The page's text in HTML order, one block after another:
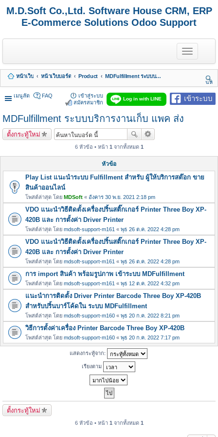
M.D.Soft Co.,Ltd. Software House CRM, ERP
E-Commerce Solutions Odoo Support
T
o
g
e
n
a
หน้าเว็บ หน้าเว็บบอร์ด Product
MDFulfillment ระบบบริการงานเก็บ แพค ส่ง
นห
า
เมนูลัด
เข้าระบบ
Log in with LINE
FAQ
เข้าสู่ระบบ
สมัครสมาชิก
MDFulfillment ระบบบริการงานเก็บ แพค ส่ง
ตั้งกระทู้ใหม่
6 หัวข้อ • หน้า 1 จากทั้งหมด 1
หัวข้อ
Play List แนะนำระบบ Fulfillment สำหรับ ผู้ให้บริการสต๊อก ขาย
สินค้าออนไลน์
โพสต์ล่าสุด โดย MDSoft « อังคาร 30 พ.ย. 2021 2:18 pm
VDO แนะนำวิธีติดตั้งเครื่องปริ้นสติ๊กเกอร์ Printer Three Boy XP-
420B และ การตั้งค่า Driver Printer
โพสต์ล่าสุด โดย mdsoft-support-m161 « พุธ 26 ต.ค. 2022 4:28 pm
VDO แนะนำวิธีติดตั้งเครื่องปริ้นสติ๊กเกอร์ Printer Three Boy XP-
420B และ การตั้งค่า Driver Printer
โพสต์ล่าสุด โดย mdsoft-support-m161 « พุธ 26 ต.ค. 2022 4:28 pm
การ import สินค้า พร้อมรูปภาพ เข้าระบบ MDFulfillment
โพสต์ล่าสุด โดย mdsoft-support-m161 « พุธ 12 ต.ค. 2022 4:32 pm
แนะนำการติดตั้ง Driver Printer Barcode Three Boy XP-420B
สำหรับปริ้นบาร์โค้ดใน ระบบ MDFulfillment
โพสต์ล่าสุด โดย mdsoft-support-m160 « พุธ 20 ก.ค. 2022 8:21 pm
วิธีการตั้งค่าเครื่อง Printer Barcode Three Boy XP-420B
โพสต์ล่าสุด โดย mdsoft-support-m160 « พุธ 20 ก.ค. 2022 7:17 pm
แสดงกระทู้จาก:
เรียงตาม
ตั้งกระทู้ใหม่
6 หัวข้อ • หน้า 1 จากทั้งหมด 1